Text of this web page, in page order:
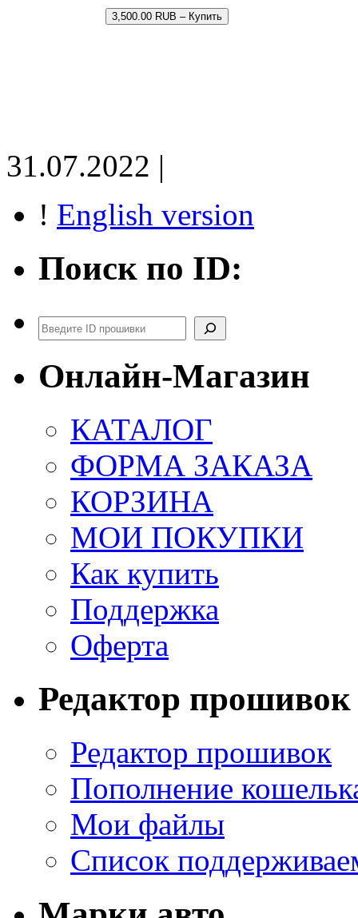
3,500.00 RUB – Купить
31.07.2022 |
! English version
Поиск по ID:
Поиск
Онлайн-Магазин
КАТАЛОГ
ФОРМА ЗАКАЗА
КОРЗИНА
МОИ ПОКУПКИ
Как купить
Поддержка
Оферта
Редактор прошивок
Редактор прошивок
Пополнение
Мои файлы
Список